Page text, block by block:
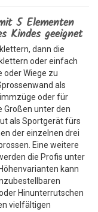
5 Elementen
Kindes geeignet
dann die
oder einfach
oder Wiege zu
als
oder für
Großen unter den
als Sportgerät fürs
der einzelnen drei
Eine weitere
die Profis unter
kann
Hinunterrutschen
vielfältigen